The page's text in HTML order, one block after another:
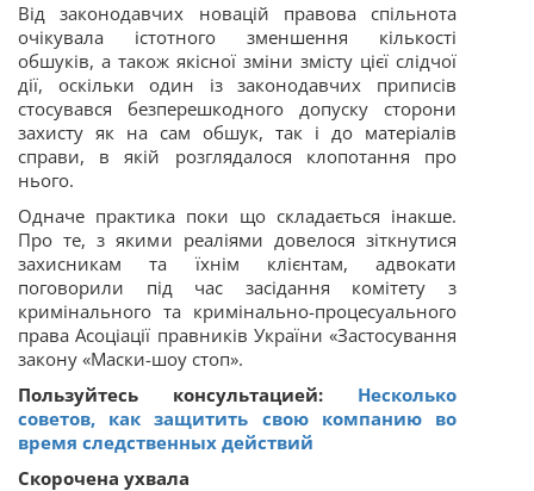
Від законодавчих новацій правова спільнота
очікувала істотного зменшення кількості
обшуків, а також якісної зміни змісту цієї слідчої
дії, оскільки один із законодавчих приписів
стосувався безперешкодного допуску сторони
захисту як на сам обшук, так і до матеріалів
справи, в якій розглядалося клопотання про
нього.
Одначе практика поки що складається інакше.
Про те, з якими реаліями довелося зіткнутися
захисникам та їхнім клієнтам, адвокати
поговорили під час засідання комітету з
кримінального та кримінально-процесуального
права Асоціації правників України «Застосування
закону «Маски-шоу стоп».
Пользуйтесь консультацией: Несколько
советов, как защитить свою компанию во
время следственных действий
Скорочена ухвала